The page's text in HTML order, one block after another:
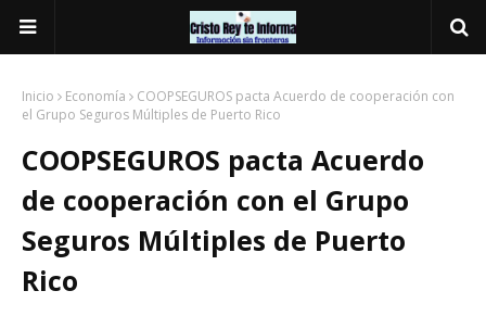
Inicio Economía
COOPSEGUROS pacta Acuerdo de cooperación con
el Grupo Seguros Múltiples de Puerto Rico
COOPSEGUROS pacta Acuerdo
de cooperación con el Grupo
Seguros Múltiples de Puerto
Rico